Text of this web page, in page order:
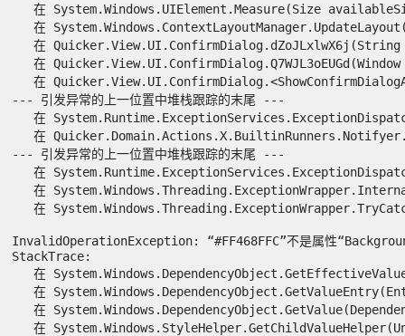
在 System.Windows.UIElement.Measure(Size
在
在
在
在
--- 引发异常的上一位置中堆栈跟踪的末尾 ---
在
在
--- 引发异常的上一位置中堆栈跟踪的末尾 ---
在
在
在
InvalidOperationException: “#FF468FFC”不是属性
StackTrace:
在
在
在
在